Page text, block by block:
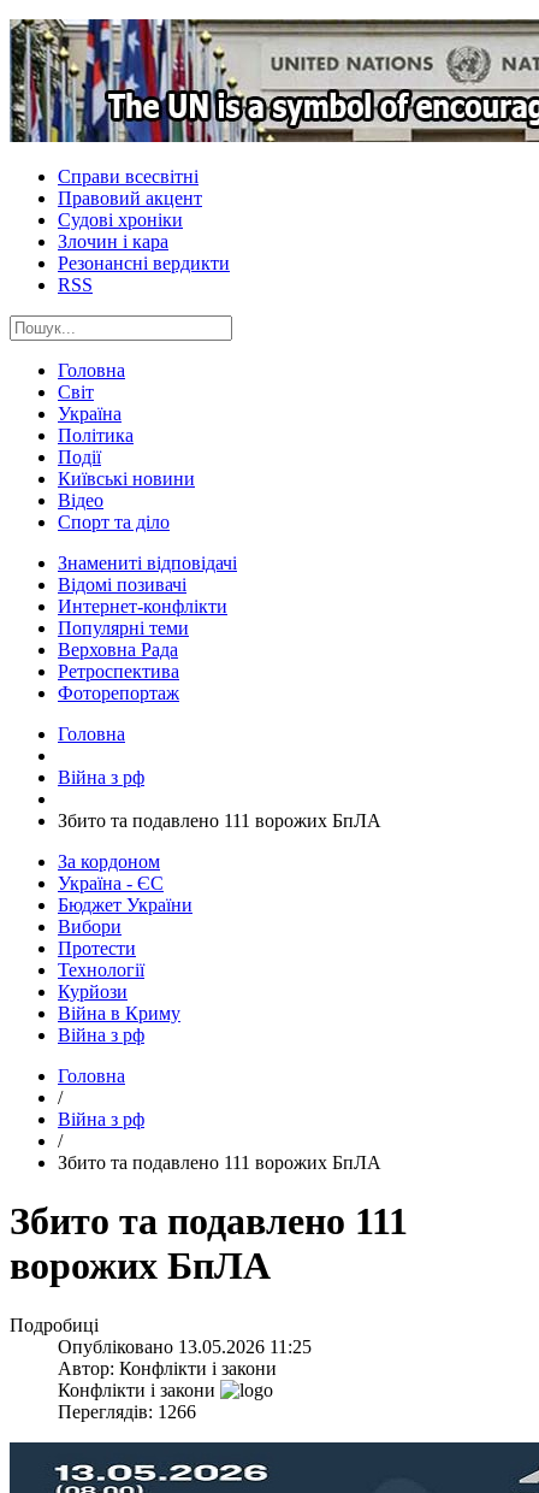
Справи всесвітні
Правовий акцент
Судові хроніки
Злочин і кара
Резонансні вердикти
RSS
Головна
Світ
Україна
Політика
Події
Київські новини
Відео
Спорт та діло
Знамениті відповідачі
Відомі позивачі
Интернет-конфлікти
Популярні теми
Верховна Рада
Ретроспектива
Фоторепортаж
Головна
Війна з рф
​Збито та подавлено 111 ворожих БпЛА
За кордоном
Україна - ЄС
Бюджет України
Вибори
Протести
Технології
Курйози
Війна в Криму
Війна з рф
Головна
/
Війна з рф
/
​Збито та подавлено 111 ворожих БпЛА
​Збито та подавлено 111
ворожих БпЛА
Подробиці
Опубліковано 13.05.2026 11:25
Автор: Конфлікти і закони
Конфлікти і закони
Переглядів: 1266